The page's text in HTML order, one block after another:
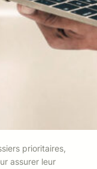
prioritaires,
assurer leur